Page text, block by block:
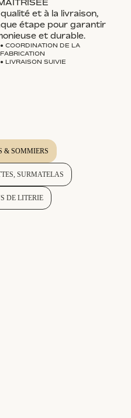
et à la livraison,
étape pour garantir
et durable.
● COORDINATION DE LA
FABRICATION
● LIVRAISON SUIVIE
& SOMMIERS
SURMATELAS
DE LITERIE